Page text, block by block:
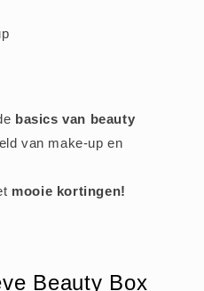
basics van beauty
van make-up en
mooie kortingen!
Beauty Box